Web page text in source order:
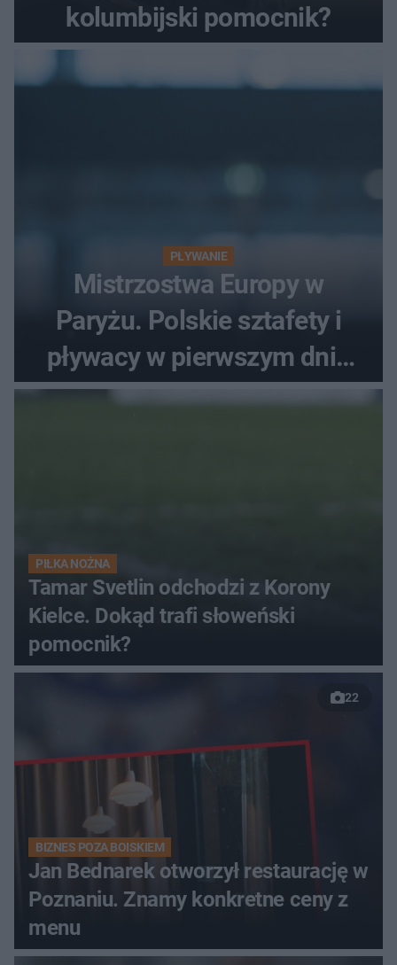
kolumbijski pomocnik?
PŁYWANIE
Mistrzostwa Europy w
Paryżu. Polskie sztafety i
pływacy w pierwszym dniu
finałów
PIŁKA NOŻNA
Tamar Svetlin odchodzi z Korony
Kielce. Dokąd trafi słoweński
pomocnik?
22
BIZNES POZA BOISKIEM
Jan Bednarek otworzył restaurację w
Poznaniu. Znamy konkretne ceny z
menu